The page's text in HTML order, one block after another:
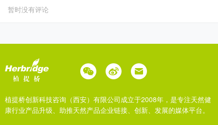
暂时没有评论
植提桥创新科技咨询（西安）有限公司成立于2008年，是专注天然健
康行业产品升级、助推天然产品企业链接、创新、发展的媒体平台。